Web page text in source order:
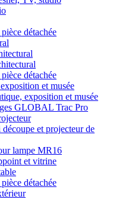
détachée
détachée
et musée
exposition et musée
GLOBAL Trac Pro
et projecteur de
lampe MR16
et vitrine
détachée